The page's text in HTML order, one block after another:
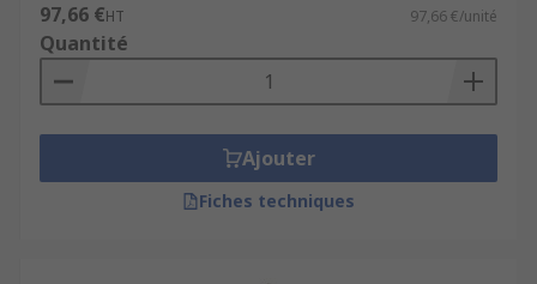
97,66 €HT 97,66 €/unité
Quantité
Ajouter
Fiches techniques